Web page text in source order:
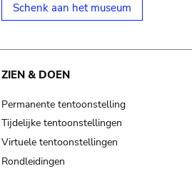
Schenk aan het museum
ZIEN & DOEN
Permanente tentoonstelling
Tijdelijke tentoonstellingen
Virtuele tentoonstellingen
Rondleidingen